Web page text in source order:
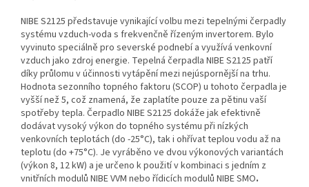
NIBE S2125 představuje vynikající volbu mezi tepelnými čerpadly
systému vzduch-voda s frekvenčně řízeným invertorem. Bylo
vyvinuto speciálně pro severské podnebí a využívá venkovní
vzduch jako zdroj energie. Tepelná čerpadla NIBE S2125 patří
díky průlomu v účinnosti vytápění mezi nejúspornější na trhu.
Hodnota sezonního topného faktoru (SCOP) u tohoto čerpadla je
vyšší než 5, což znamená, že zaplatíte pouze za pětinu vaší
spotřeby tepla. Čerpadlo NIBE S2125 dokáže jak efektivně
dodávat vysoký výkon do topného systému při nízkých
venkovních teplotách (do -25°C), tak i ohřívat teplou vodu až na
teplotu (do +75°C). Je vyráběno ve dvou výkonových variantách
(výkon 8, 12 kW) a je určeno k použití v kombinaci s jedním z
vnitřních modulů NIBE VVM nebo řídicích modulů NIBE SMO.